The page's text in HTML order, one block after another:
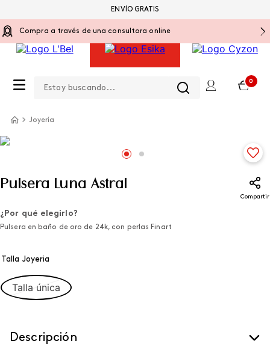
Compra a través de una consultora online
0
ENVÍO GRATIS
Joyería
Pulsera Luna Astral
Compartir
¿Por qué elegirlo?
Pulsera en baño de oro de 24k, con perlas Finart
Talla Joyeria
Talla única
Descripción